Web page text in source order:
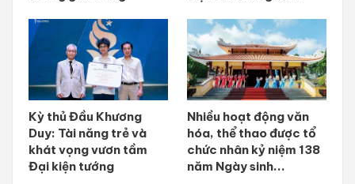
Kỳ thủ Đầu Khương
Duy: Tài năng trẻ và
khát vọng vươn tầm
Đại kiện tướng
Nhiều hoạt động văn
hóa, thể thao được tổ
chức nhân kỷ niệm 138
năm Ngày sinh...